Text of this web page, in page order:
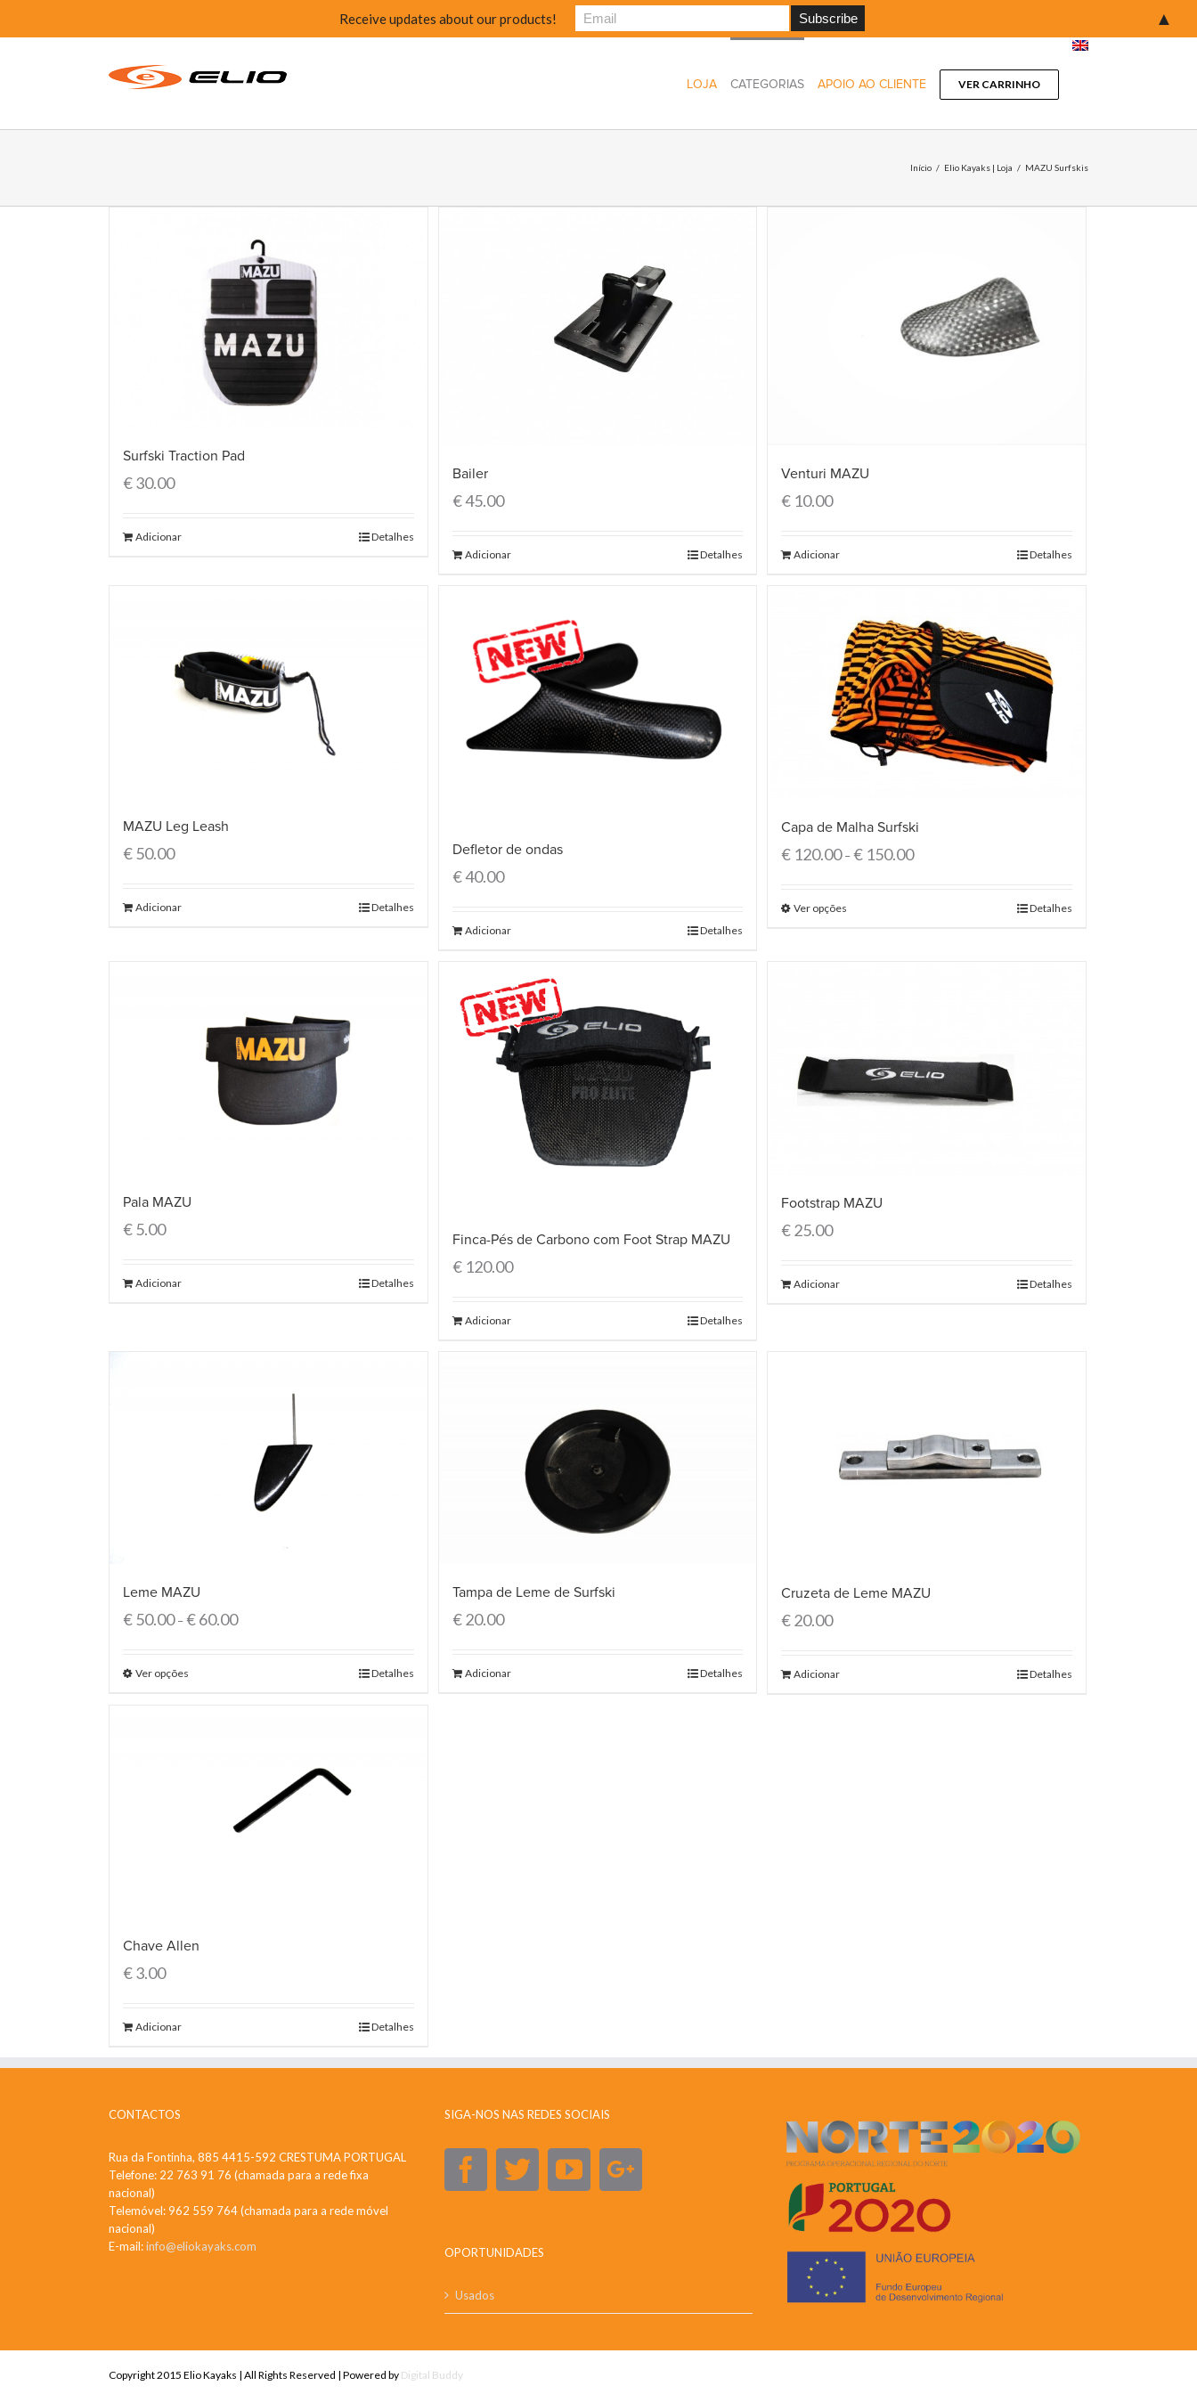
LOJA CATEGORIAS APOIO AO CLIENTE VER CARRINHO
Início / Elio Kayaks | Loja / MAZU Surfskis
Surfski Traction Pad
€30.00
Adicionar Detalhes
Bailer
€45.00
Adicionar Detalhes
Venturi MAZU
€ 10.00
Adicionar Detalhes
MAZU Leg Leash
€50.00
Adicionar Detalhes
Defletor de ondas
€40.00
Adicionar Detalhes
Capa de Malha Surfski
€ 120.00–€ 150.00
Ver opções Detalhes
Pala MAZU
€5.00
Adicionar Detalhes
Finca-Pés de Carbono com Foot Strap MAZU
€120.00
Adicionar Detalhes
Footstrap MAZU
€25.00
Adicionar Detalhes
Leme MAZU
€50.00–€60.00
Ver opções Detalhes
Tampa de Leme de Surfski
€20.00
Adicionar Detalhes
Cruzeta de Leme MAZU
€20.00
Adicionar Detalhes
Chave Allen
€3.00
Adicionar Detalhes
CONTACTOS
Rua da Fontinha, 885 4415-592 CRESTUMA PORTUGAL
Telefone: 22 763 91 76 (chamada para a rede fixa
nacional)
Telemóvel: 962 559 764 (chamada para a rede móvel
nacional)
E-mail:info@eliokayaks.com
SIGA-NOS NAS REDES SOCIAIS
OPORTUNIDADES
Usados
Copyright 2015 Elio Kayaks | All Rights Reserved | Powered by Digital Buddy
Receive updates about our products! ▲